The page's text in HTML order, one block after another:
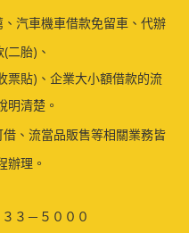
汽車機車借款免留車、代辦
二胎)、
票貼)、企業大小額借款的流
明清楚。
、流當品販售等相關業務皆
辦理。
３－５０００